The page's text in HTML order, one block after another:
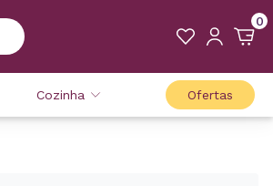
0
Cozinha Ofertas